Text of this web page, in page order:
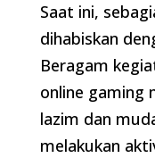
Saat ini,
dihabiskan
Beragam
online gaming
lazim dan
melakukan